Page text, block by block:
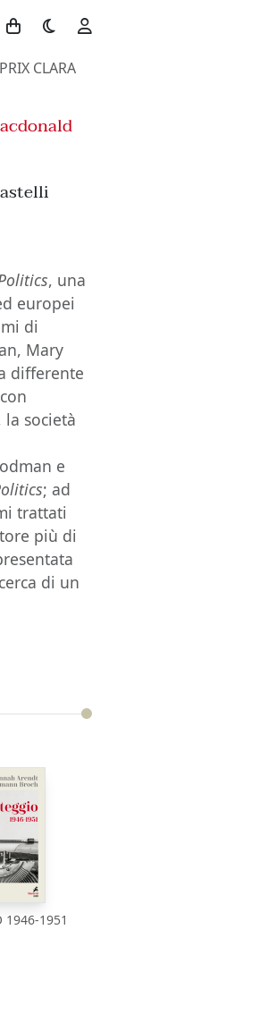
Toggle theme
PRIX CLARA
, una
europei
di
Mary
differente
società
e
; ad
trattati
più di
di un
1946-1951